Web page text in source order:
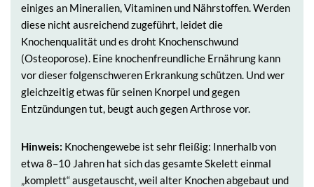
einiges an Mineralien, Vitaminen und Nährstoffen. Werden
diese nicht ausreichend zugeführt, leidet die
Knochenqualität und es droht Knochenschwund
(Osteoporose). Eine knochenfreundliche Ernährung kann
vor dieser folgenschweren Erkrankung schützen. Und wer
gleichzeitig etwas für seinen Knorpel und gegen
Entzündungen tut, beugt auch gegen Arthrose vor.
Hinweis: Knochengewebe ist sehr fleißig: Innerhalb von
etwa 8–10 Jahren hat sich das gesamte Skelett einmal
„komplett“ ausgetauscht, weil alter Knochen abgebaut und